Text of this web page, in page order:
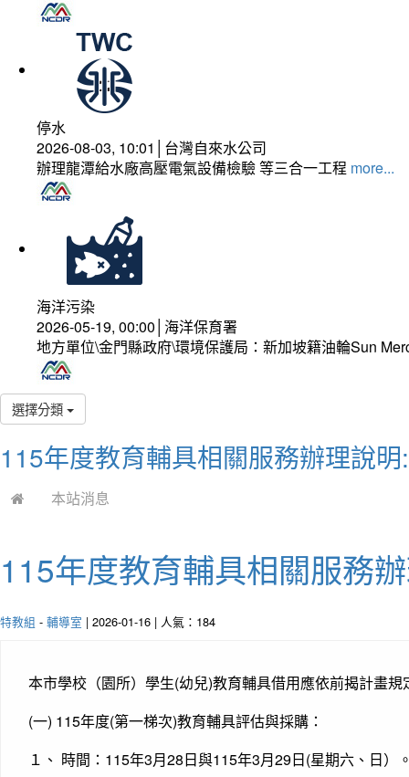
停水
2026-08-03, 10:01│台灣自來水公司
辦理龍潭給水廠高壓電氣設備檢驗 等三合一工程 more...
海洋污染
2026-05-19, 00:00│海洋保育署
地方單位\金門縣政府\環境保護局：新加坡籍油輪Sun
選擇分類
115年度教育輔具相關服務辦理說
本站消息
115年度教育輔具相關服務
特教組 - 輔導室 | 2026-01-16 | 人氣：184
本市學校（園所）學生(幼兒)教育輔具借用應依前揭計畫
(一) 115年度(第一梯次)教育輔具評估與採購：
１、 時間：115年3月28日與115年3月29日(星期六、日）